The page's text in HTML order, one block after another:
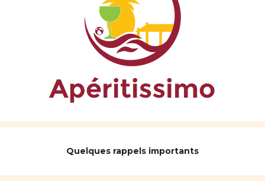
Quelques rappels importants